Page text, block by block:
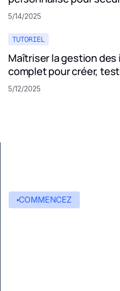
aux politiques de
5/14/2025
TUTORIEL
Maîtriser la gestion des
complet pour créer,
invites LLM
5/12/2025
COMMENCEZ